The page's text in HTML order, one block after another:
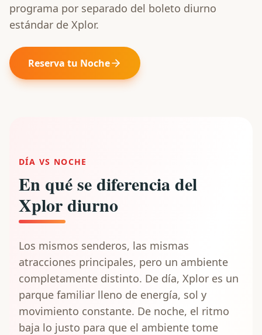
programa por separado del boleto diurno
estándar de Xplor.
Reserva tu Noche
DÍA VS NOCHE
En qué se diferencia del
Xplor diurno
Los mismos senderos, las mismas
atracciones principales, pero un ambiente
completamente distinto. De día, Xplor es un
parque familiar lleno de energía, sol y
movimiento constante. De noche, el ritmo
baja lo justo para que el ambiente tome